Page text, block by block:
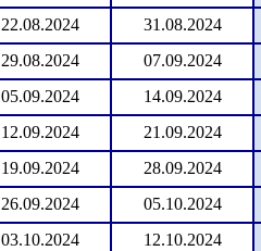
22.08.2024 31.08.2024
29.08.2024 07.09.2024
05.09.2024 14.09.2024
12.09.2024 21.09.2024
19.09.2024 28.09.2024
26.09.2024 05.10.2024
03.10.2024 12.10.2024